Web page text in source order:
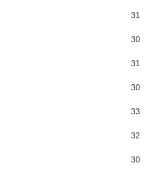
31
30
31
30
33
32
30